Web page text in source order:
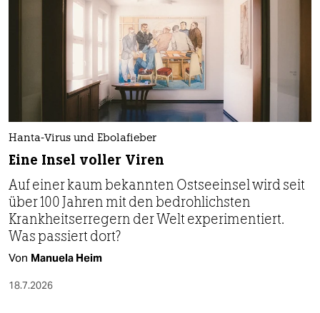
Hanta-Virus und Ebolafieber
Eine Insel voller Viren
Auf einer kaum bekannten Ostseeinsel wird seit
über 100 Jahren mit den bedrohlichsten
Krankheitserregern der Welt experimentiert.
Was passiert dort?
Von Manuela Heim
18.7.2026